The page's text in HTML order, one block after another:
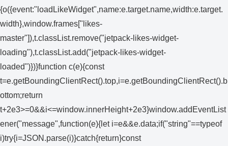
{o({event:"loadLikeWidget",name:e.target.name,width:e.target.
width},window.frames["likes-
master"]),t.classList.remove("jetpack-likes-widget-
loading"),t.classList.add("jetpack-likes-widget-
loaded")})}function c(e){const
t=e.getBoundingClientRect().top,i=e.getBoundingClientRect().b
ottom;return
t+2e3>=0&&i<=window.innerHeight+2e3}window.addEventList
ener("message",function(e){let i=e&&e.data;if("string"==typeof
i)try{i=JSON.parse(i)}catch{return}const